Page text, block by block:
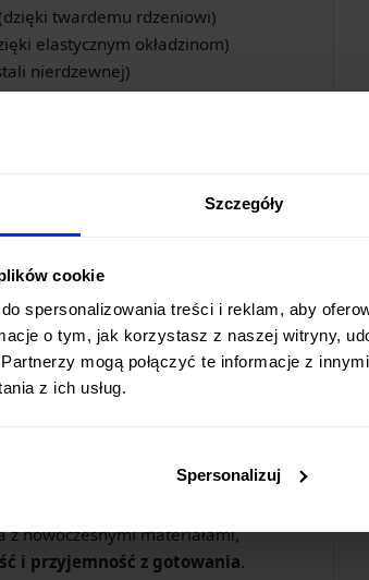
Szczegóły
cookie
spersonalizowania treści i reklam, aby
o tym, jak korzystasz z naszej witryny,
mogą połączyć te informacje z
z ich usług.
Spersonalizuj
twardemu rdzeniowi)
elastycznym okładzinom)
nierdzewnej)
przy intensywnym użytkowaniu.
komfortu i trwałości. Micarta jest
się:
są wilgotne
elegancki design noża
jest
VG-5, inwestujesz w narzędzie, które
z nowoczesnymi materiałami,
i przyjemność z gotowania.